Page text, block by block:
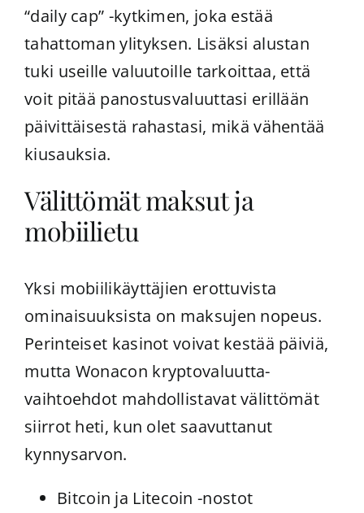
“daily cap” -kytkimen, joka estää
tahattoman ylityksen. Lisäksi alustan
tuki useille valuutoille tarkoittaa, että
voit pitää panostusvaluuttasi erillään
päivittäisestä rahastasi, mikä vähentää
kiusauksia.
Välittömät maksut ja
mobiilietu
Yksi mobiilikäyttäjien erottuvista
ominaisuuksista on maksujen nopeus.
Perinteiset kasinot voivat kestää päiviä,
mutta Wonacon kryptovaluutta-
vaihtoehdot mahdollistavat välittömät
siirrot heti, kun olet saavuttanut
kynnysarvon.
Bitcoin ja Litecoin -nostot